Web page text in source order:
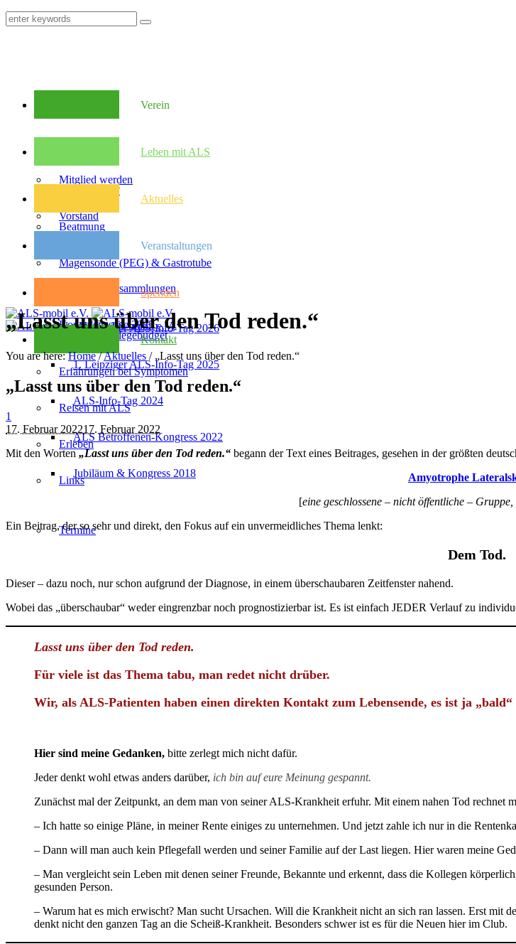
Verein
Mitglied werden
Vorstand
Mitglieder­versammlungen
Kondolenzseite 2025
Leben mit ALS
Was ist ALS?
Beatmung
Magensonde (PEG) & Gastrotube
Checkliste Pflegebudget
Erfahrungen bei Symptomen
Reisen mit ALS
Erleben
Links
Aktuelles
Veranstaltungen
2. Leipziger ALS-Info-Tag 2026
1. Leipziger ALS-Info-Tag 2025
ALS-Info-Tag 2024
ALS Betroffenen-Kongress 2022
Jubiläum & Kongress 2018
Termine
Spenden
Kontakt
„Lasst uns über den Tod reden.“
You are here:Home /Aktuelles / „Lasst uns über den Tod reden.“
„Lasst uns über den Tod reden.“
1
17. Februar 202217. Februar 2022
Mit den Worten„Lasst uns über den Tod reden.“ begann der Text eines Beitrages, gesehen in der größten
Amyotrophe
[eine geschlossene – nicht öffentliche –
Ein Beitrag, der so sehr und direkt, den Fokus auf ein unvermeidliches Thema lenkt:
Dem Tod.
Dieser – dazu noch, nur schon aufgrund der Diagnose, in einem überschaubaren Zeitfenster nahend.
Wobei das „überschaubar“ weder eingrenzbar noch prognostizierbar ist. Es ist einfach JEDER Verlauf zu
Lasst uns über den Tod reden.
Für viele ist das Thema tabu, man redet nicht drüber.
Wir, als ALS-Patienten haben einen direkten Kontakt zum Lebensende, es ist ja „bald“
Hier sind meine Gedanken, bitte zerlegt mich nicht dafür.
Jeder denkt wohl etwas anders darüber, ich bin auf eure Meinung gespannt.
Zunächst mal der Zeitpunkt, an dem man von seiner ALS-Krankheit erfuhr. Mit einem nahen Tod rechnet
– Ich hatte so einige Pläne, in meiner Rente einiges zu unternehmen. Und jetzt zahle ich nur in die
– Dann will man auch kein Pflegefall werden und seiner Familie auf der Last liegen. Hier waren meine
– Man vergleicht sein Leben mit denen seiner Freunde, Bekannte und erkennt, dass die Kollegen
gesunden Person.
– Warum hat es mich erwischt? Man sucht Ursachen. Will die Krankheit nicht an sich ran lassen. Erst mit
denkt nicht den ganzen Tag an die Scheiß-Krankheit. Besonders schwer ist es für die Neuen hier im Club.